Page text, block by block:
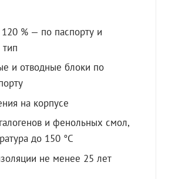
% — по паспорту и
и отводные блоки по
на корпусе
и фенольных смол,
до 150 °C
не менее 25 лет